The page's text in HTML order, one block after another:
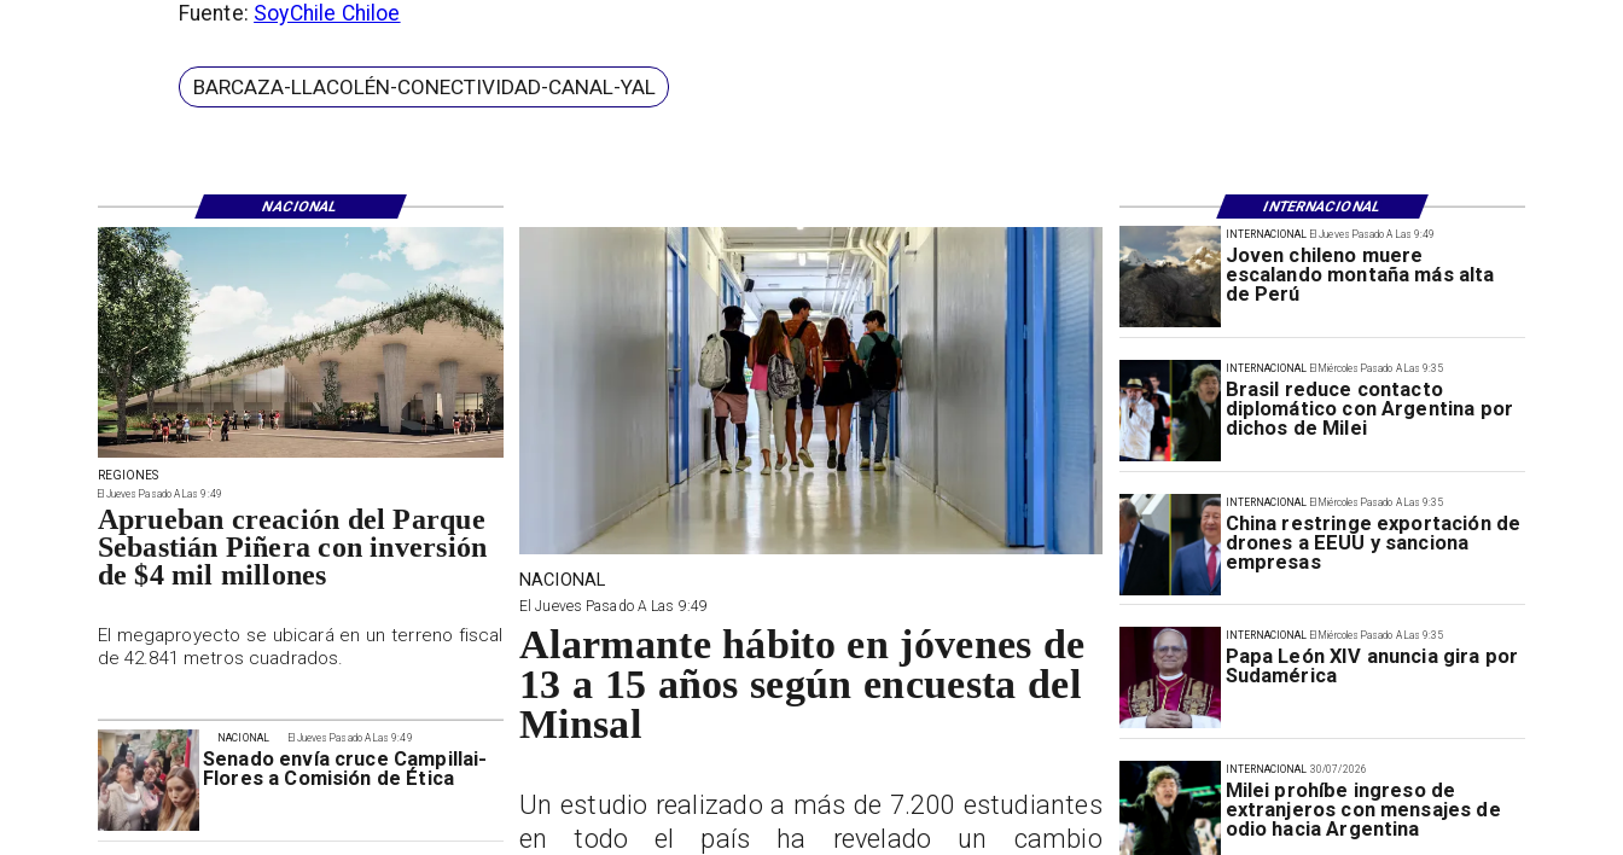
Fuente: SoyChile Chiloe
BARCAZA-LLACOLÉN-CONECTIVIDAD-CANAL-YAL
El Jueves Pasado A Las 9:49
Joven chileno muere
escalando montaña más alta
de Perú
INTERNACIONAL
El Miércoles Pasado A Las 9:35
Brasil reduce contacto
diplomático con Argentina por
dichos de Milei
INTERNACIONAL
El Miércoles Pasado A Las 9:35
China restringe exportación de
drones a EEUU y sanciona
empresas
INTERNACIONAL
El Miércoles Pasado A Las 9:35
Papa León XIV anuncia gira por
Sudamérica
INTERNACIONAL
30/07/2026
Milei prohíbe ingreso de
extranjeros con mensajes de
odio hacia Argentina
INTERNACIONAL
El Jueves Pasado A Las 9:49
Senado envía cruce Campillai-
Flores a Comisión de Ética
NACIONAL
REGIONES
El Jueves Pasado A Las 9:49
Aprueban creación del Parque
Sebastián Piñera con inversión
de $4 mil millones
El megaproyecto se ubicará en un terreno fiscal
de 42.841 metros cuadrados.
NACIONAL
El Jueves Pasado A Las 9:49
Alarmante hábito en jóvenes de
13 a 15 años según encuesta del
Minsal
Un estudio realizado a más de 7.200 estudiantes
en todo el país ha revelado un cambio
NACIONAL INTERNACIONAL